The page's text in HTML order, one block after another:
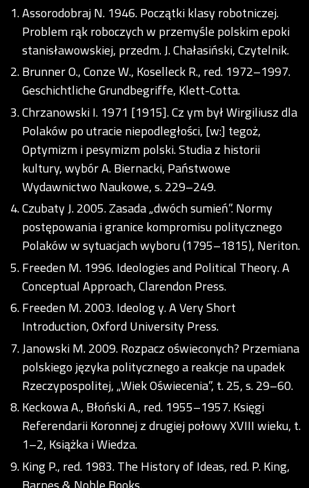
Assorodobraj N. 1946. Początki klasy robotniczej.
Problem rąk roboczych w przemyśle polskim epoki
stanisławowskiej, przedm. J. Chałasiński, Czytelnik.
Brunner O., Conze W., Koselleck R., red. 1972–1997.
Geschichtliche Grundbegriffe, Klett-Cotta.
Chrzanowski I. 1971 [1915]. Cz ym był Wirgiliusz dla
Polaków po utracie niepodległości, [w:] tegoż,
Optymizm i pesymizm polski. Studia z historii
kultury, wybór A. Biernacki, Państwowe
Wydawnictwo Naukowe, s. 229–249.
Czubaty J. 2005. Zasada „dwóch sumień”. Normy
postępowania i granice kompromisu politycznego
Polaków w sytuacjach wyboru (1795–1815), Neriton.
Freeden M. 1996. Ideologies and Political Theory. A
Conceptual Approach, Clarendon Press.
Freeden M. 2003. Ideolog y. A Very Short
Introduction, Oxford University Press.
Janowski M. 2009. Rozpacz oświeconych? Przemiana
polskiego języka politycznego a reakcje na upadek
Rzeczypospolitej, „Wiek Oświecenia”, t. 25, s. 29–60.
Keckowa A., Błoński A., red. 1955–1957. Księgi
Referendarii Koronnej z drugiej połowy XVIII wieku, t.
1–2, Książka i Wiedza.
King P., red. 1983. The History of Ideas, red. P. King,